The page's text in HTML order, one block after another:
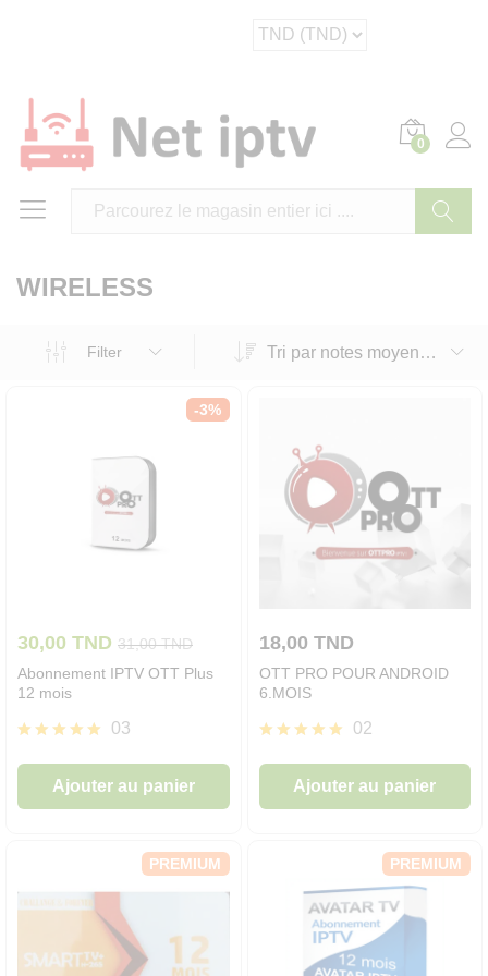
0
WIRELESS
Filter Tri par notes moyennes
-3%
30,00 TND 31,00TND
Abonnement IPTV OTT Plus
12 mois
5.00
sur 5
03
Ajouter au panier
18,00 TND
OTT PRO POUR ANDROID
6.MOIS
5.00
sur 5
02
Ajouter au panier
PREMIUM PREMIUM